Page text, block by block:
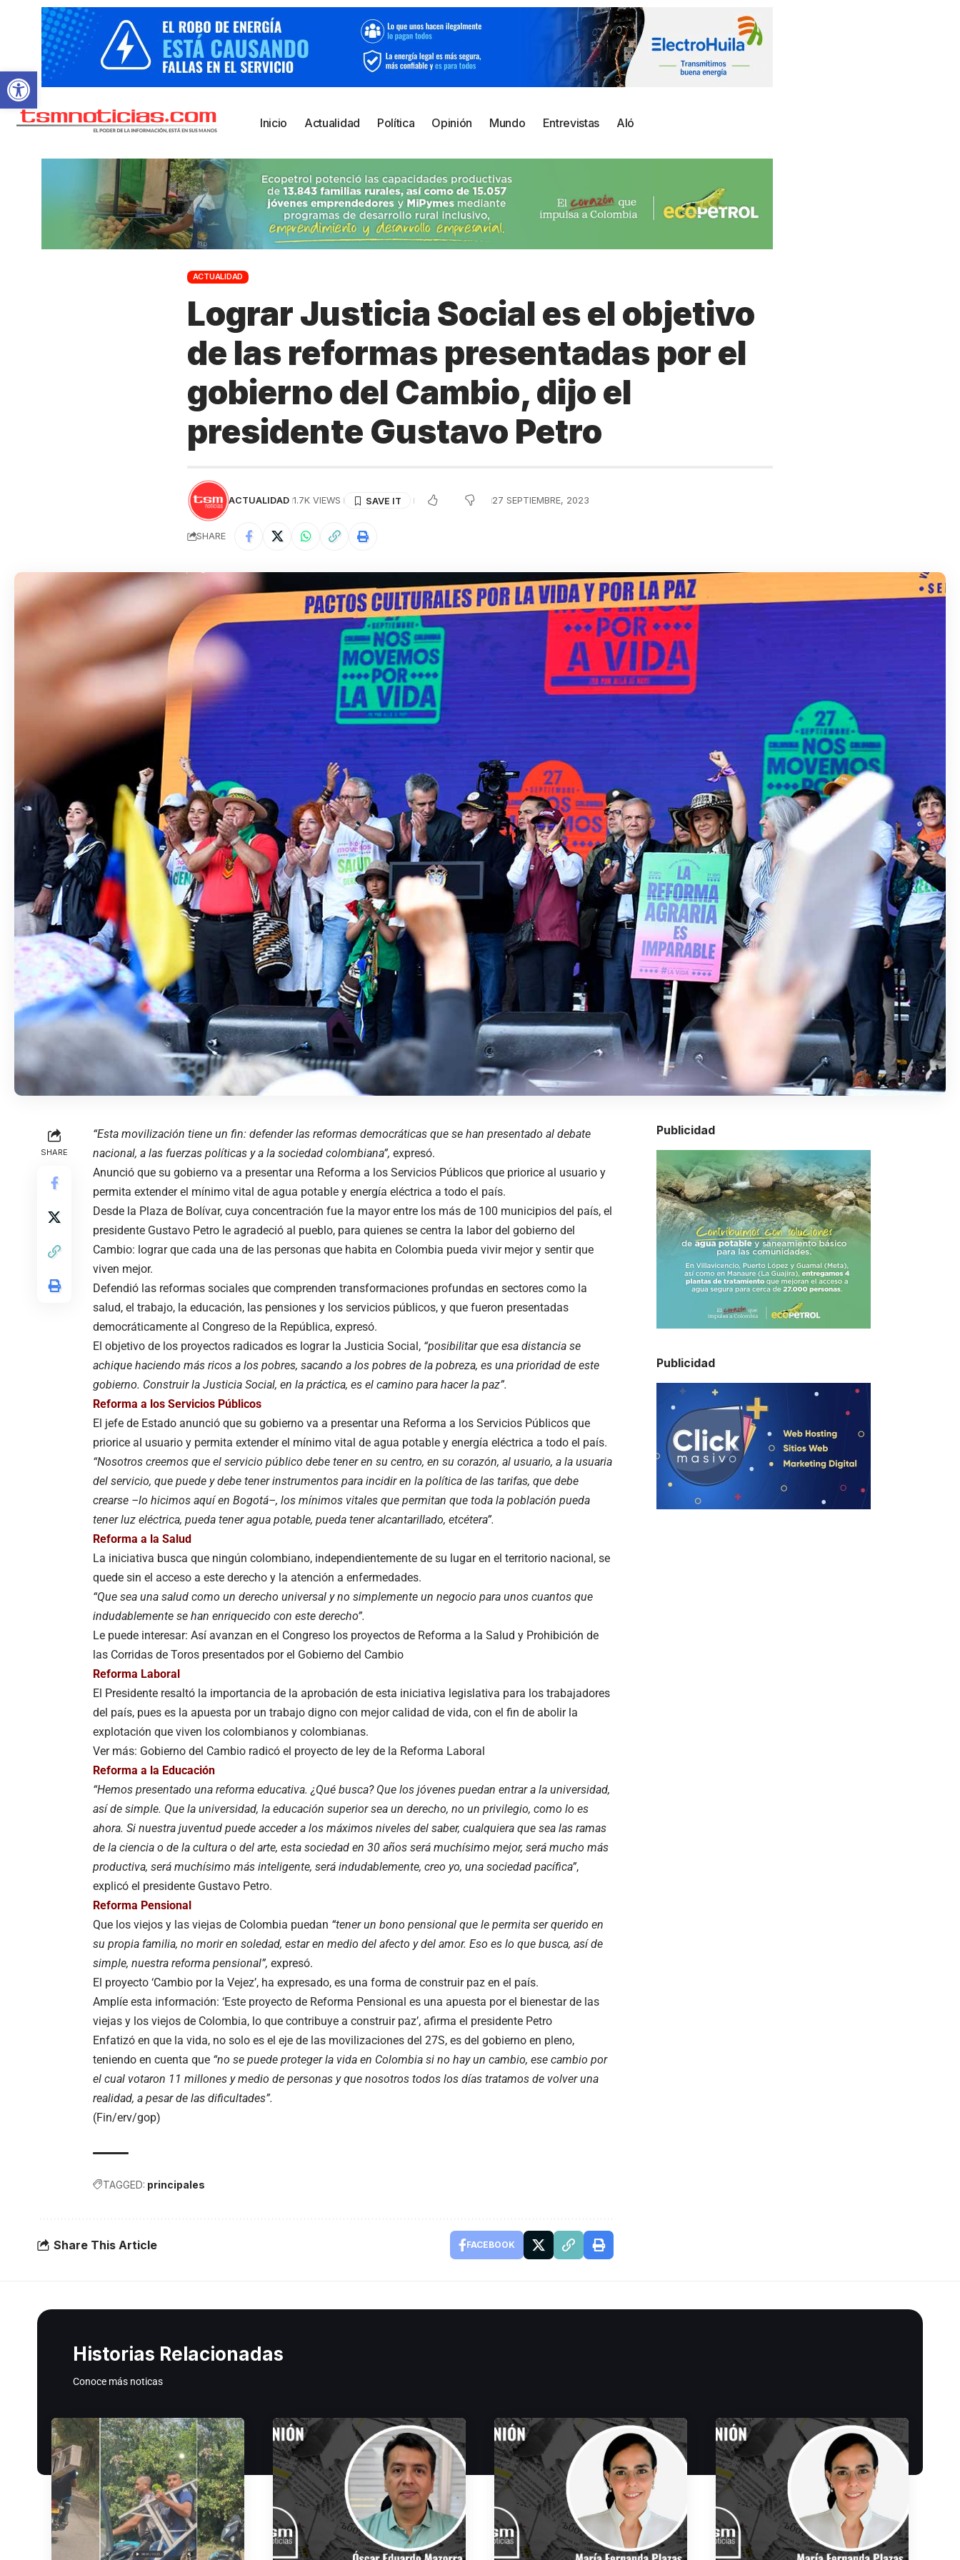
Abrir barra de herramientas
Inicio Actualidad Política Opinión Mundo Entrevistas Aló
ACTUALIDAD
Lograr Justicia Social es el objetivo
de las reformas presentadas por el
gobierno del Cambio, dijo el
presidente Gustavo Petro
ACTUALIDAD 1.7K VIEWS 27 SEPTIEMBRE, 2023
SHARE
SHARE
“Esta movilización tiene un fin: defender las reformas democráticas que se han presentado al debate
nacional, a las fuerzas políticas y a la sociedad colombiana”, expresó.
Anunció que su gobierno va a presentar una Reforma a los Servicios Públicos que priorice al usuario y
permita extender el mínimo vital de agua potable y energía eléctrica a todo el país.
Desde la Plaza de Bolívar, cuya concentración fue la mayor entre los más de 100 municipios del país, el
presidente Gustavo Petro le agradeció al pueblo, para quienes se centra la labor del gobierno del
Cambio: lograr que cada una de las personas que habita en Colombia pueda vivir mejor y sentir que
viven mejor.
Defendió las reformas sociales que comprenden transformaciones profundas en sectores como la
salud, el trabajo, la educación, las pensiones y los servicios públicos, y que fueron presentadas
democráticamente al Congreso de la República, expresó.
El objetivo de los proyectos radicados es lograr la Justicia Social, “posibilitar que esa distancia se
achique haciendo más ricos a los pobres, sacando a los pobres de la pobreza, es una prioridad de este
gobierno. Construir la Justicia Social, en la práctica, es el camino para hacer la paz”.
Reforma a los Servicios Públicos
El jefe de Estado anunció que su gobierno va a presentar una Reforma a los Servicios Públicos que
priorice al usuario y permita extender el mínimo vital de agua potable y energía eléctrica a todo el país.
“Nosotros creemos que el servicio público debe tener en su centro, en su corazón, al usuario, a la usuaria
del servicio, que puede y debe tener instrumentos para incidir en la política de las tarifas, que debe
crearse –lo hicimos aquí en Bogotá–, los mínimos vitales que permitan que toda la población pueda
tener luz eléctrica, pueda tener agua potable, pueda tener alcantarillado, etcétera”.
Reforma a la Salud
La iniciativa busca que ningún colombiano, independientemente de su lugar en el territorio nacional, se
quede sin el acceso a este derecho y la atención a enfermedades.
“Que sea una salud como un derecho universal y no simplemente un negocio para unos cuantos que
indudablemente se han enriquecido con este derecho”.
Le puede interesar: Así avanzan en el Congreso los proyectos de Reforma a la Salud y Prohibición de
las Corridas de Toros presentados por el Gobierno del Cambio
Reforma Laboral
El Presidente resaltó la importancia de la aprobación de esta iniciativa legislativa para los trabajadores
del país, pues es la apuesta por un trabajo digno con mejor calidad de vida, con el fin de abolir la
explotación que viven los colombianos y colombianas.
Ver más: Gobierno del Cambio radicó el proyecto de ley de la Reforma Laboral
Reforma a la Educación
“Hemos presentado una reforma educativa. ¿Qué busca? Que los jóvenes puedan entrar a la universidad,
así de simple. Que la universidad, la educación superior sea un derecho, no un privilegio, como lo es
ahora. Si nuestra juventud puede acceder a los máximos niveles del saber, cualquiera que sea las ramas
de la ciencia o de la cultura o del arte, esta sociedad en 30 años será muchísimo mejor, será mucho más
productiva, será muchísimo más inteligente, será indudablemente, creo yo, una sociedad pacífica”,
explicó el presidente Gustavo Petro.
Reforma Pensional
Que los viejos y las viejas de Colombia puedan “tener un bono pensional que le permita ser querido en
su propia familia, no morir en soledad, estar en medio del afecto y del amor. Eso es lo que busca, así de
simple, nuestra reforma pensional”, expresó.
El proyecto ‘Cambio por la Vejez’, ha expresado, es una forma de construir paz en el país.
Amplíe esta información: ‘Este proyecto de Reforma Pensional es una apuesta por el bienestar de las
viejas y los viejos de Colombia, lo que contribuye a construir paz’, afirma el presidente Petro
Enfatizó en que la vida, no solo es el eje de las movilizaciones del 27S, es del gobierno en pleno,
teniendo en cuenta que “no se puede proteger la vida en Colombia si no hay un cambio, ese cambio por
el cual votaron 11 millones y medio de personas y que nosotros todos los días tratamos de volver una
realidad, a pesar de las dificultades”.
(Fin/erv/gop)
TAGGED: principales
Share This Article FACEBOOK
Publicidad
Publicidad
Historias Relacionadas
Conoce más noticas